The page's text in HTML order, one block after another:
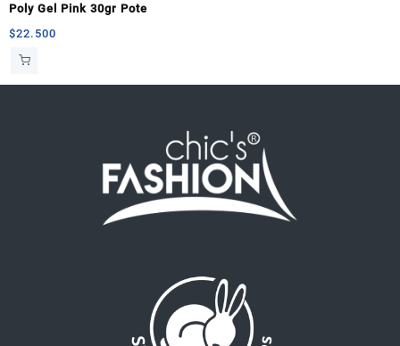
Poly Gel Pink 30gr Pote
$22.500